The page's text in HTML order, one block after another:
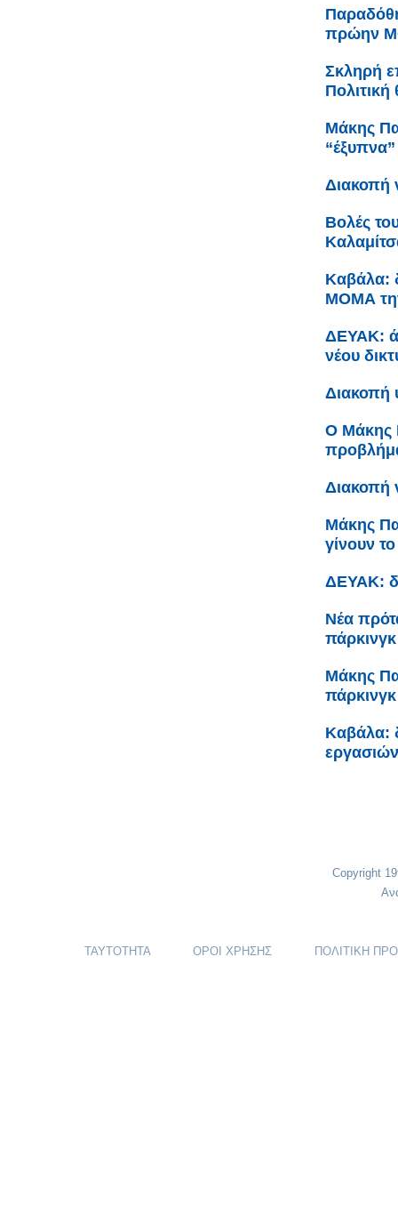
πρώην
Σκληρή
Μάκης
Διακοπή
Βολές
Καβάλα:
ΜΟΜΑ
ΔΕΥΑΚ:
νέου
Διακοπή
Ο Μάκης
Διακοπή
Μάκης
γίνουν
ΔΕΥΑΚ:
Νέα
Μάκης
Καβάλα:
Copyright
ΤΑΥΤΟΤΗΤΑ ΟΡΟΙ ΧΡΗΣΗΣ ΠΟΛΙΤΙΚΗ